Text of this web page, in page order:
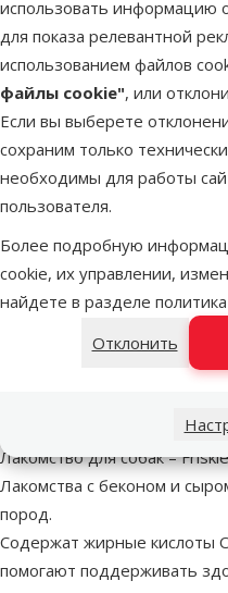
использовать информацию
для показа релевантной
использованием файлов
файлы cookie", или
Если вы выберете
сохраним только
необходимы для работы
пользователя.
Более подробную
cookie, их управлении,
найдете в разделе
Отклонить
Пакетики для сбора
TRIXIE Assortment Dog
Dirt Bags, 1 x 20 шт.
Оценка 0%
0,79 €
В корзину
Лакомство для собак –
Лакомства с беконом и
пород.
Содержат жирные кислоты
помогают поддерживать